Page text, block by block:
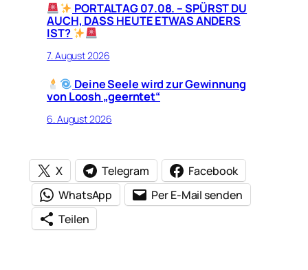
PORTALTAG 07.08. – SPÜRST DU
AUCH, DASS HEUTE ETWAS ANDERS
IST?
7. August 2026
Deine Seele wird zur Gewinnung
von Loosh „geerntet“
6. August 2026
X Telegram
Facebook
WhatsApp
Per E-Mail senden
Teilen